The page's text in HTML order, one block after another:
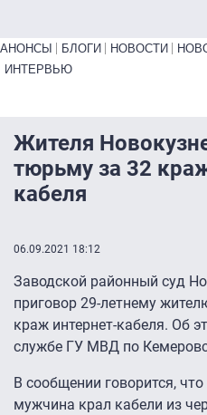
Primary links bottom
АНОНСЫ БЛОГИ НОВОСТИ
ИНТЕРВЬЮ
Жителя
тюрьму за 32
кабеля
06.09.2021 18:12
Заводской районный суд
приговор 29-летнему
краж интернет-кабеля. Об
службе ГУ МВД по
В сообщении говорится,
мужчина крал кабели из